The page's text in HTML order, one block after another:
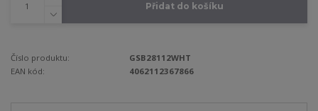
Přidat do košíku
Číslo produktu:
GSB28112WHT
EAN kód:
4062112367866